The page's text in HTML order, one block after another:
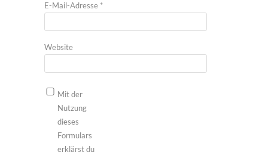
E-Mail-Adresse *
Website
Mit der
Nutzung
dieses
Formulars
erklärst du